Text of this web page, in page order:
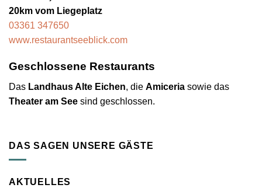
20km vom Liegeplatz
03361 347650
www.restaurantseeblick.com
Geschlossene Restaurants
Das Landhaus Alte Eichen, die Amiceria sowie das
Theater am See sind geschlossen.
DAS SAGEN UNSERE GÄSTE
AKTUELLES